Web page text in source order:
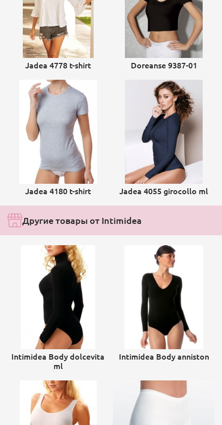
Jadea 4778 t-shirt Doreanse 9387-01
Jadea 4180 t-shirt Jadea 4055 girocollo ml
Другие товары от Intimidea
Intimidea Body dolcevita
ml
Intimidea Body anniston